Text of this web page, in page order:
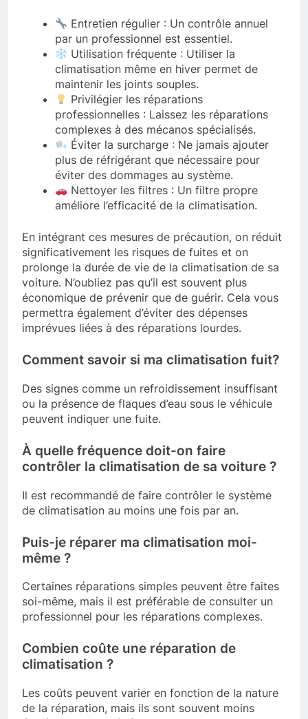
Entretien régulier : Un contrôle annuel
par un professionnel est essentiel.
Utilisation fréquente : Utiliser la
climatisation même en hiver permet de
maintenir les joints souples.
Privilégier les réparations
professionnelles : Laissez les réparations
complexes à des mécanos spécialisés.
Éviter la surcharge : Ne jamais ajouter
plus de réfrigérant que nécessaire pour
éviter des dommages au système.
Nettoyer les filtres : Un filtre propre
améliore l’efficacité de la climatisation.
En intégrant ces mesures de précaution, on réduit
significativement les risques de fuites et on
prolonge la durée de vie de la climatisation de sa
voiture. N’oubliez pas qu’il est souvent plus
économique de prévenir que de guérir. Cela vous
permettra également d’éviter des dépenses
imprévues liées à des réparations lourdes.
Comment savoir si ma climatisation fuit?
Des signes comme un refroidissement insuffisant
ou la présence de flaques d’eau sous le véhicule
peuvent indiquer une fuite.
À quelle fréquence doit-on faire
contrôler la climatisation de sa voiture ?
Il est recommandé de faire contrôler le système
de climatisation au moins une fois par an.
Puis-je réparer ma climatisation moi-
même ?
Certaines réparations simples peuvent être faites
soi-même, mais il est préférable de consulter un
professionnel pour les réparations complexes.
Combien coûte une réparation de
climatisation ?
Les coûts peuvent varier en fonction de la nature
de la réparation, mais ils sont souvent moins